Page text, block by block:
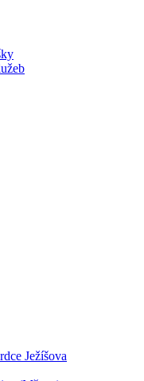
Ježíšova